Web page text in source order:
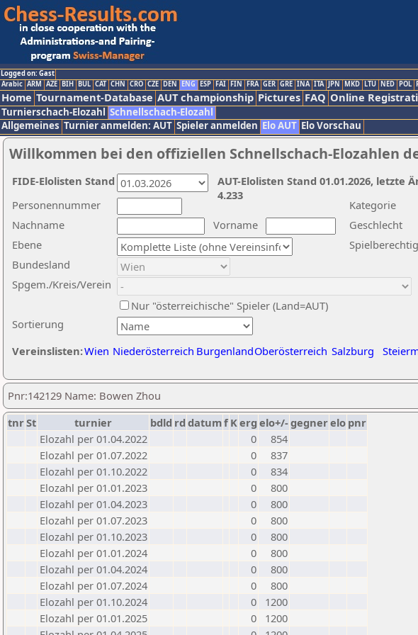
Logged on: Gast
Arabic ARM AZE BIH BUL CAT CHN CRO CZE DEN ENG ESP FAI FIN FRA GER GRE INA ITA JPN MKD LTU NED POL
Home Tournament-Database AUT championship Pictures FAQ Online
Turnierschach-Elozahl Schnellschach-Elozahl
Allgemeines Turnier anmelden: AUT Spieler anmelden Elo AUT Elo Vorschau
Willkommen bei den offiziellen Schnellschach-Elozahlen
Nachname
Vorname
Ebene
Kategorie
Sortierung
Personennummer
Bundesland
Spgem./Kreis/Verein
Geschlecht
Nur "österreichische" Spieler (Land=AUT)
Vereinslisten:Wien Niederösterreich BurgenlandOberösterreich Salzburg
AUT-Elolisten Stand 01.01.2026, letzte
4.233
FIDE-Elolisten Stand
Pnr:142129 Name: Bowen Zhou
tnrSt turnier bdld rd datumf Kerg elo+/-gegnerelo pnr
Elozahl per 01.04.2022
0
854
Elozahl per 01.07.2022
0
837
Elozahl per 01.10.2022
0
834
Elozahl per 01.01.2023
0
800
Elozahl per 01.04.2023
0
800
Elozahl per 01.07.2023
0
800
Elozahl per 01.10.2023
0
800
Elozahl per 01.01.2024
0
800
Elozahl per 01.04.2024
0
800
Elozahl per 01.07.2024
0
800
Elozahl per 01.10.2024
0
1200
Elozahl per 01.01.2025
0
1200